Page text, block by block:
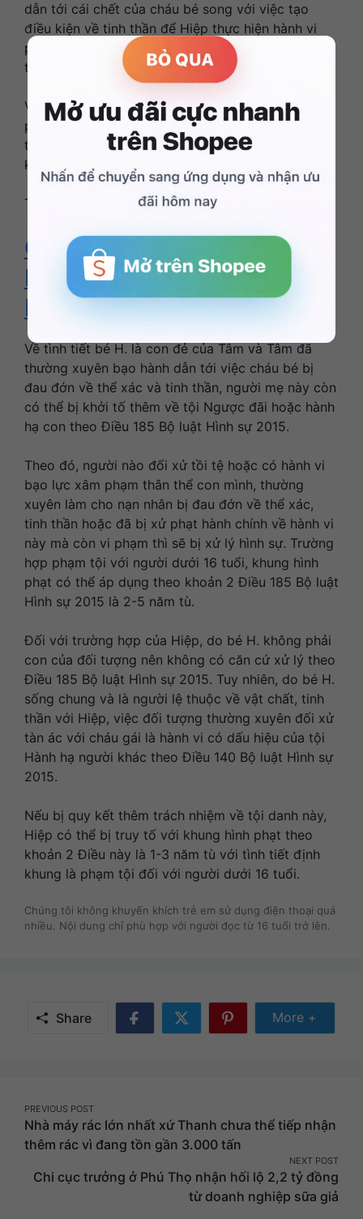
dẫn tới cái chết của cháu bé song với việc tạo
điều kiện về tinh thần để Hiệp thực hiện hành vi
phạm tội, Tâm vẫn có thể bị coi là đồng phạm về
tội Giết người cùng với Hiệp.
Với tình tiết giết người dưới 16 tuổi, khung hình
phạt mà hai đối tượng có thể bị truy tố sẽ là phạt
tù 12-20 năm, tù chung thân hoặc tử hình theo
khoản 1 Điều 123 Bộ luật Hình sự 2015.
TIN LIÊN QUAN
Chuỗi ngày bé gái 4 tuổi bị
bạo hành đến tử vong ở Hà
Nội
Về tình tiết bé H. là con đẻ của Tâm và Tâm đã
thường xuyên bạo hành dẫn tới việc cháu bé bị
đau đớn về thể xác và tinh thần, người mẹ này còn
có thể bị khởi tố thêm về tội Ngược đãi hoặc hành
hạ con theo Điều 185 Bộ luật Hình sự 2015.
Theo đó, người nào đối xử tồi tệ hoặc có hành vi
bạo lực xâm phạm thân thể con mình, thường
xuyên làm cho nạn nhân bị đau đớn về thể xác,
tinh thần hoặc đã bị xử phạt hành chính về hành vi
này mà còn vi phạm thì sẽ bị xử lý hình sự. Trường
hợp phạm tội với người dưới 16 tuổi, khung hình
phạt có thể áp dụng theo khoản 2 Điều 185 Bộ luật
Hình sự 2015 là 2-5 năm tù.
Đối với trường hợp của Hiệp, do bé H. không phải
con của đối tượng nên không có căn cứ xử lý theo
Điều 185 Bộ luật Hình sự 2015. Tuy nhiên, do bé H.
sống chung và là người lệ thuộc về vật chất, tinh
thần với Hiệp, việc đối tượng thường xuyên đối xử
tàn ác với cháu gái là hành vi có dấu hiệu của tội
Hành hạ người khác theo Điều 140 Bộ luật Hình sự
2015.
Nếu bị quy kết thêm trách nhiệm về tội danh này,
Hiệp có thể bị truy tố với khung hình phạt theo
khoản 2 Điều này là 1-3 năm tù với tình tiết định
khung là phạm tội đối với người dưới 16 tuổi.
Chúng tôi không khuyến khích trẻ em sử dụng điện thoại quá
nhiều. Nội dung chỉ phù hợp với người đọc từ 16 tuổi trở lên.
Share
Share
Share
Share
More +
Post
navigation
PREVIOUS POST
Nhà máy rác lớn nhất xứ Thanh chưa thể tiếp nhận
thêm rác vì đang tồn gần 3.000 tấn
NEXT POST
Chi cục trưởng ở Phú Thọ nhận hối lộ 2,2 tỷ đồng
từ doanh nghiệp sữa giả